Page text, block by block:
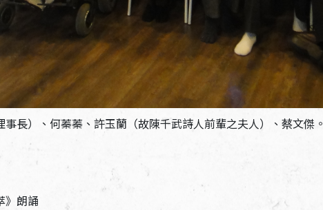
長）、何蓁蓁、許玉蘭（故陳千武詩人前輩之夫人）、蔡文傑。
》朗誦